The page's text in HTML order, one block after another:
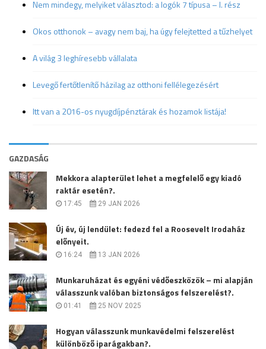
Nem mindegy, melyiket választod: a logók 7 típusa – I. rész
Okos otthonok – avagy nem baj, ha úgy felejtetted a tűzhelyet
A világ 3 leghíresebb vállalata
Levegő fertőtlenítő házilag az otthoni fellélegezésért
Itt van a 2016-os nyugdíjpénztárak és hozamok listája!
GAZDASÁG
Mekkora alapterület lehet a megfelelő egy kiadó
raktár esetén?.
17:45 29 JAN 2026
Új év, új lendület: fedezd fel a Roosevelt Irodaház
előnyeit.
16:24 13 JAN 2026
Munkaruházat és egyéni védőeszközök – mi alapján
válasszunk valóban biztonságos felszerelést?.
01:41 25 NOV 2025
Hogyan válasszunk munkavédelmi felszerelést
különböző iparágakban?.